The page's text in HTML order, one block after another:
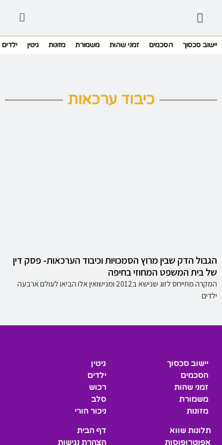
יישוב סכסוך הסכמים זמני שהות משמורת מזונות גיטין ילדים
כיבוד ערכאות
הגבול הדק שבין מרוץ הסמכויות וכיבוד הערכאות- פסק דין
של בית המשפט המחוזי בחיפה
המקרה מתייחס לזוג שנישא ב2012 ומנישואין אלו הביאו לעולם ארבעה
ילדים
יישוב סכסוך
הסכמים
זמני שהות
משמורת
מזונות
גיטין
ילדים
רכוש
סלב
ניכור הורי
תלונות שווא
אפוטרופוסות
דף הבית
הצהרת נגישות